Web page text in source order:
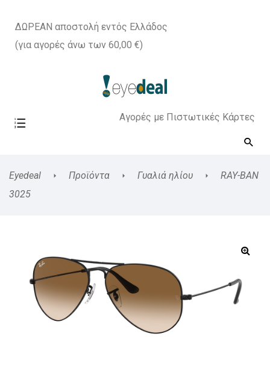
ΔΩΡΕΑΝ αποστολή εντός Ελλάδος
(για αγορές άνω των 60,00 €)
Αγορές με Πιστωτικές Κάρτες
Eyedeal Προϊόντα Γυαλιά ηλίου
RAY-BAN
3025